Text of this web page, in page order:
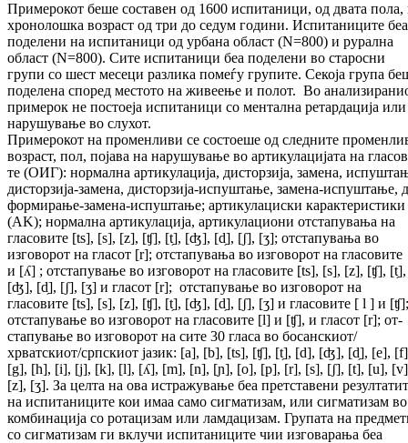
Примерокот беше составен од 1600 ис­пи­та­ни­ци, од двата пола,
хронолошка возраст од три до седум години. Испитаниците беа
по­делени на испитаници од урбана област (N=800) и рурална
област (N=800). Сите ис­пи­та­ници беа поделени во старосни
групи со ше­ст месеци разлика помеѓу групите. Секоја гру­па
поделена според местото на жи­вее­ње и полот. Во
примерок не постоеја испитаници со ментална ре­тар­да­ци­ја или
нарушување во слухот.
При­мерокот на променливи се состоеше од след­ните
возраст, пол, појава на нарушување во артикулацијата на
те (ОИГ): нормална артикулација, дис­тор­зи­ја, замена,
дисторзија-за­мена, дис­торзија-испуштање, замена-ис­пуштање,
фор­мирање-замена-ис­пуш­та­ње; артикулациски карактеристики
(AK); нор­мална артикулација, артикулациони отс­та­пу­вања на
гласовите [ts], [s], [z], [ʧ], [t̗], [ʤ], [d̗], [ʃ], [ʒ]; отстапувања во
изговорот на гла­сот [r]; отстапувања во изговорот на
и [ʎ] ; отстапување во из­го­во­рот на гласовите [ts], [s], [z], [ʧ], [t̗],
[ʤ], [d̗], [ʃ], [ʒ] и гласот [r]; отстапување во из­го­во­рот на
гласовите [ts], [s], [z], [ʧ], [t̗], [ʤ], [d̗], [ʃ], [ʒ] и гласовите [ l ] и [ʧ];
отстапување во из­го­ворот на гласовите [l] и [ʧ], и гласот [r]; от­
стапување во изговорот на сите 30 гласа во босанскиот/
хрватскиот/српскиот јазик: [a], [b], [ts], [ʧ], [t̗], [d], [ʤ], [d̗], [e],
[g], [h], [i], [j], [k], [l], [ʎ], [m], [n], [ɲ], [o], [p], [r], [s], [ʃ], [t], [u],
[z], [ʒ]. За целта на ова ис­тражување беа претставени
на испитаниците кои имаа само сигматизам, или сигматизам во
комбинација со ро­та­ци­зам или ламдацизам. Групата на
со сиг­матизам ги вклучи испитаниците чии из­го­варања беа